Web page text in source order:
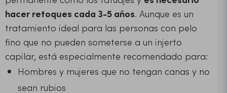
hacer retoques cada 3-5 años. Aunque es un
tratamiento ideal para las personas con pelo
fino que no pueden someterse a un injerto
capilar, está especialmente recomendado para:
Hombres y mujeres que no tengan canas y no
sean rubios